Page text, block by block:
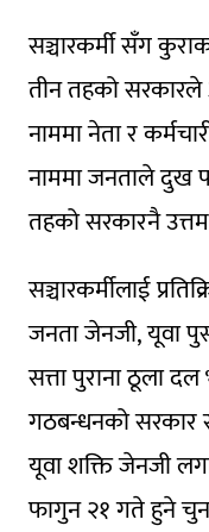
सञ्चारकर्मी सँग
तीन तहको सरकारले
नाममा नेता र
नाममा जनताले दुख
तहको सरकारनै
सञ्चारकर्मीलाई
जनता जेनजी, यूवा
सत्ता पुराना ठूला
गठबन्धनको सरकार
यूवा शक्ति जेनजी
फागुन २१ गते हुने